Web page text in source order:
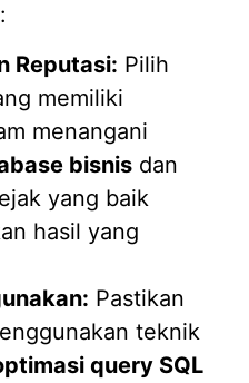
Reputasi: Pilih
memiliki
menangani
bisnis dan
yang baik
hasil yang
Pastikan
teknik
query SQL